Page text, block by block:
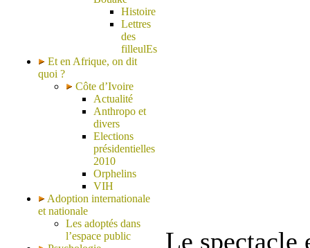
Histoire
Lettres
des
filleulEs
Et en Afrique, on dit
quoi ?
Côte d’Ivoire
Actualité
Anthropo et
divers
Elections
présidentielles
2010
Orphelins
VIH
Adoption internationale
et nationale
Les adoptés dans
l’espace public
Le spectacle